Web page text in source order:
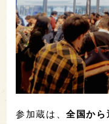
参加蔵は、全国から